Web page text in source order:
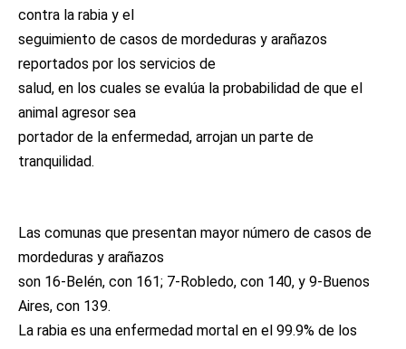
contra la rabia y el
seguimiento de casos de mordeduras y arañazos
reportados por los servicios de
salud, en los cuales se evalúa la probabilidad de que el
animal agresor sea
portador de la enfermedad, arrojan un parte de
tranquilidad.
Las comunas que presentan mayor número de casos de
mordeduras y arañazos
son 16-Belén, con 161; 7-Robledo, con 140, y 9-Buenos
Aires, con 139.
La rabia es una enfermedad mortal en el 99.9% de los